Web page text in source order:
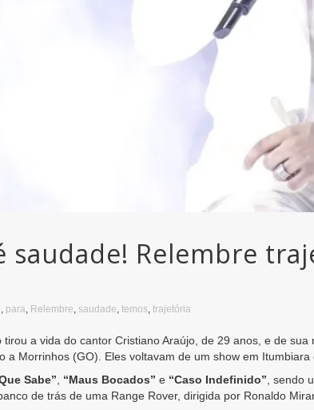
saudade! Relembre
, para, Relembre, saudade, temos, trajetória
a vida do cantor Cristiano Araújo, de 29 anos, e de
Morrinhos (GO). Eles voltavam de um show em Itumbiara
Sabe”, “Maus Bocados” e “Caso Indefinido”, sendo
de trás de uma Range Rover, dirigida por Ronaldo